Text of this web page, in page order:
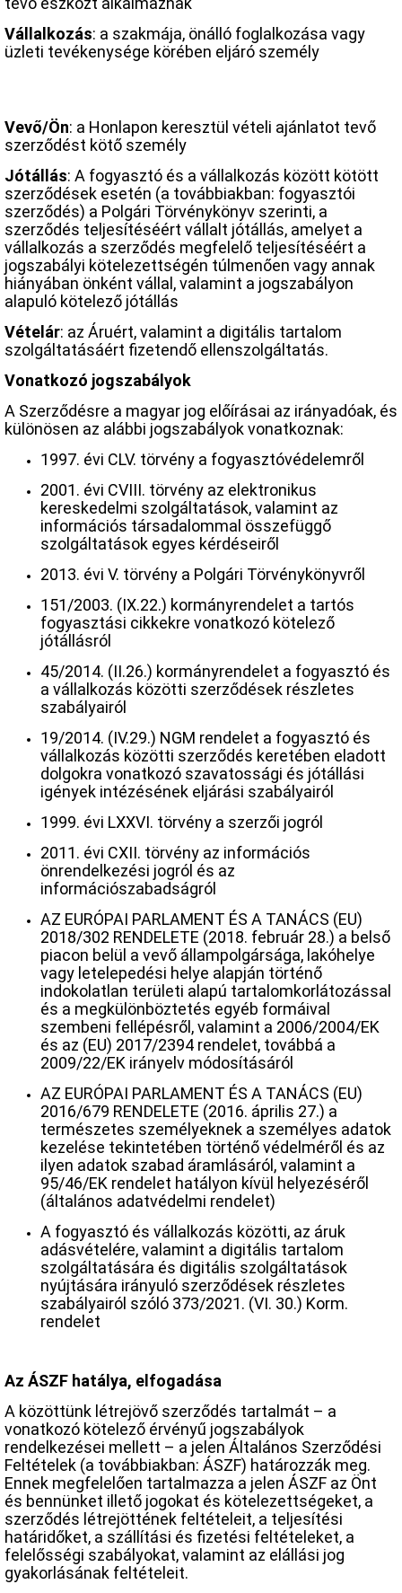
Vállalkozás: a szakmája, önálló foglalkozása vagy
üzleti tevékenysége körében eljáró személy
Vevő/Ön: a Honlapon keresztül vételi ajánlatot tevő
szerződést kötő személy
Jótállás: A fogyasztó és a vállalkozás között kötött
szerződések esetén (a továbbiakban: fogyasztói
szerződés) a Polgári Törvénykönyv szerinti, a
szerződés teljesítéséért vállalt jótállás, amelyet a
vállalkozás a szerződés megfelelő teljesítéséért a
jogszabályi kötelezettségén túlmenően vagy annak
hiányában önként vállal, valamint a jogszabályon
alapuló kötelező jótállás
Vételár: az Áruért, valamint a digitális tartalom
szolgáltatásáért fizetendő ellenszolgáltatás.
Vonatkozó jogszabályok
A Szerződésre a magyar jog előírásai az irányadóak, és
különösen az alábbi jogszabályok vonatkoznak:
1997. évi CLV. törvény a fogyasztóvédelemről
2001. évi CVIII. törvény az elektronikus
kereskedelmi szolgáltatások, valamint az
információs társadalommal összefüggő
szolgáltatások egyes kérdéseiről
2013. évi V. törvény a Polgári Törvénykönyvről
151/2003. (IX.22.) kormányrendelet a tartós
fogyasztási cikkekre vonatkozó kötelező
jótállásról
45/2014. (II.26.) kormányrendelet a fogyasztó és
a vállalkozás közötti szerződések részletes
szabályairól
19/2014. (IV.29.) NGM rendelet a fogyasztó és
vállalkozás közötti szerződés keretében eladott
dolgokra vonatkozó szavatossági és jótállási
igények intézésének eljárási szabályairól
1999. évi LXXVI. törvény a szerzői jogról
2011. évi CXII. törvény az információs
önrendelkezési jogról és az
információszabadságról
AZ EURÓPAI PARLAMENT ÉS A TANÁCS (EU)
2018/302 RENDELETE (2018. február 28.) a belső
piacon belül a vevő állampolgársága, lakóhelye
vagy letelepedési helye alapján történő
indokolatlan területi alapú tartalomkorlátozással
és a megkülönböztetés egyéb formáival
szembeni fellépésről, valamint a 2006/2004/EK
és az (EU) 2017/2394 rendelet, továbbá a
2009/22/EK irányelv módosításáról
AZ EURÓPAI PARLAMENT ÉS A TANÁCS (EU)
2016/679 RENDELETE (2016. április 27.) a
természetes személyeknek a személyes adatok
kezelése tekintetében történő védelméről és az
ilyen adatok szabad áramlásáról, valamint a
95/46/EK rendelet hatályon kívül helyezéséről
(általános adatvédelmi rendelet)
A fogyasztó és vállalkozás közötti, az áruk
adásvételére, valamint a digitális tartalom
szolgáltatására és digitális szolgáltatások
nyújtására irányuló szerződések részletes
szabályairól szóló 373/2021. (VI. 30.) Korm.
rendelet
Az ÁSZF hatálya, elfogadása
A közöttünk létrejövő szerződés tartalmát – a
vonatkozó kötelező érvényű jogszabályok
rendelkezései mellett – a jelen Általános Szerződési
Feltételek (a továbbiakban: ÁSZF) határozzák meg.
Ennek megfelelően tartalmazza a jelen ÁSZF az Önt
és bennünket illető jogokat és kötelezettségeket, a
szerződés létrejöttének feltételeit, a teljesítési
határidőket, a szállítási és fizetési feltételeket, a
felelősségi szabályokat, valamint az elállási jog
gyakorlásának feltételeit.